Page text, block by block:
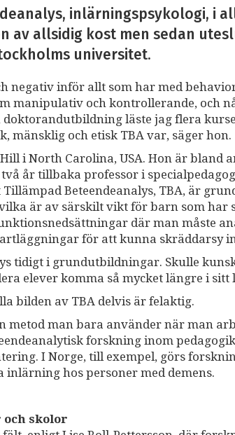
inlärningspsykologi, i
av allsidig kost men sedan
universitet.
negativ inför allt som har med
manipulativ och kontrollerande, och
läste jag flera
och etisk TBA var, säger hon.
i North Carolina, USA. Hon är bland
år tillbaka professor i
Beteendeanalys, TBA, är
är av särskilt vikt för barn som har
där man måste
för att kunna skräddarsy
tidigt i grundutbildningar. Skulle
elever komma så mycket längre i sitt
bilden av TBA delvis är felaktig.
metod man bara använder när man
forskning inom
I Norge, till exempel, görs
hos personer med demens.
skolor